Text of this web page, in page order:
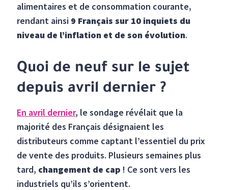
alimentaires et de consommation courante,
rendant ainsi 9 Français sur 10 inquiets du
niveau de l’inflation et de son évolution.
Quoi de neuf sur le sujet
depuis avril dernier ?
En avril dernier, le sondage révélait que la
majorité des Français désignaient les
distributeurs comme captant l’essentiel du prix
de vente des produits. Plusieurs semaines plus
tard, changement de cap ! Ce sont vers les
industriels qu’ils s’orientent.